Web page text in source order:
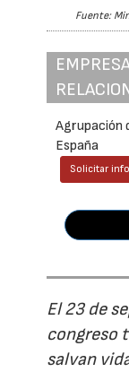
Fuente:
Agrupación
España
Solicitar
El 23 de
congreso
salvan